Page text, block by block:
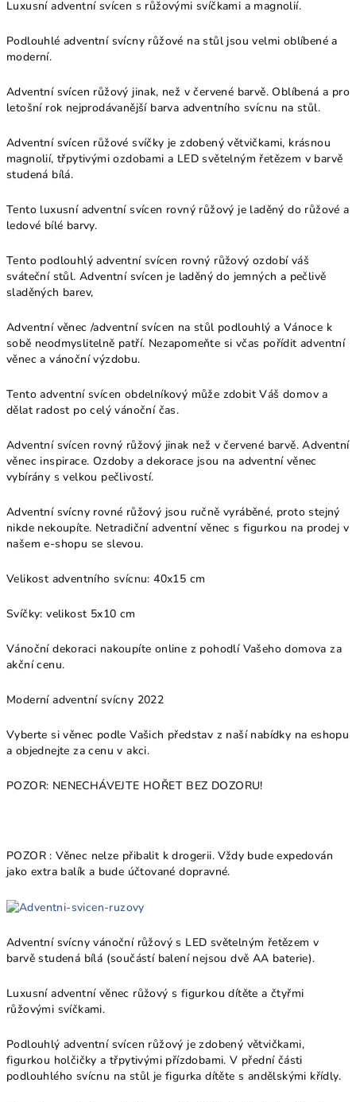
Luxusní adventní svícen s růžovými svíčkami a magnolií.
Podlouhlé adventní svícny růžové na stůl jsou velmi oblíbené a
moderní.
Adventní svícen růžový jinak, než v červené barvě. Oblíbená a pro
letošní rok nejprodávanější barva adventního svícnu na stůl.
Adventní svícen růžové svíčky je zdobený větvičkami, krásnou
magnolií, třpytivými ozdobami a LED světelným řetězem v barvě
studená bílá.
Tento luxusní adventní svícen rovný růžový je laděný do růžové a
ledové bílé barvy.
Tento podlouhlý adventní svícen rovný růžový ozdobí váš
sváteční stůl. Adventní svícen je laděný do jemných a pečlivě
sladěných barev,
Adventní věnec /adventní svícen na stůl podlouhlý a Vánoce k
sobě neodmyslitelně patří. Nezapomeňte si včas pořídit adventní
věnec a vánoční výzdobu.
Tento adventní svícen obdelníkový může zdobit Váš domov a
dělat radost po celý vánoční čas.
Adventní svícen rovný růžový jinak než v červené barvě. Adventní
věnec inspirace. Ozdoby a dekorace jsou na adventní věnec
vybírány s velkou pečlivostí.
Adventní svícny rovné růžový jsou ručně vyráběné, proto stejný
nikde nekoupíte. Netradiční adventní věnec s figurkou na prodej v
našem e-shopu se slevou.
Velikost adventního svícnu: 40x15 cm
Svíčky: velikost 5x10 cm
Vánoční dekoraci nakoupíte online z pohodlí Vašeho domova za
akční cenu.
Moderní adventní svícny 2022
Vyberte si věnec podle Vašich představ z naší nabídky na eshopu
a objednejte za cenu v akci.
POZOR: NENECHÁVEJTE HOŘET BEZ DOZORU!
POZOR : Věnec nelze přibalit k drogerii. Vždy bude expedován
jako extra balík a bude účtované dopravné.
Adventní svícny vánoční růžový s LED světelným řetězem v
barvě studená bílá (součástí balení nejsou dvě AA baterie).
Luxusní adventní věnec růžový s figurkou dítěte a čtyřmi
růžovými svíčkami.
Podlouhlý adventní svícen růžový je zdobený větvičkami,
figurkou holčičky a třpytivými přízdobami. V přední části
podlouhlého svícnu na stůl je figurka dítěte s andělskými křídly.